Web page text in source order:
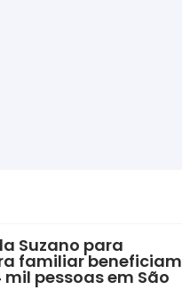
Suzano para
familiar beneficiam
pessoas em São